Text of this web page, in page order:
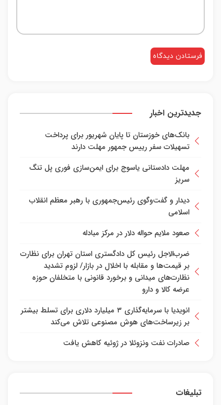
جدیدترین اخبار
بانک‌های خوزستان تا پایان شهریور برای پرداخت
تسهیلات سفر رییس جمهور مهلت دارند
مهلت دادستانی یاسوج برای ایمن‌سازی فوری پل تنگ
سریز
دیدار و گفت‌وگوی رئیس‌جمهوری با رهبر معظم انقلاب
اسلامی
صعود ملایم حواله دلار در مرکز مبادله
ضرب‌الاجل رئیس کل دادگستری استان تهران برای نظارت
بر قیمت‌ها و مقابله با اخلال در بازار/ لزوم تشدید
نظارت‌های میدانی و برخورد قانونی با متخلفان حوزه
عرضه کالا و دارو
انویدیا با سرمایه‌گذاری ۳ میلیارد دلاری برای تسلط بیشتر
بر زیرساخت‌های هوش مصنوعی تلاش می‌کند
صادرات نفت ونزوئلا در ژوئیه کاهش یافت
تبلیغات